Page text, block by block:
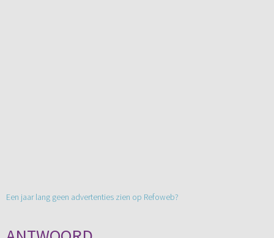
Een jaar lang geen advertenties zien op Refoweb?